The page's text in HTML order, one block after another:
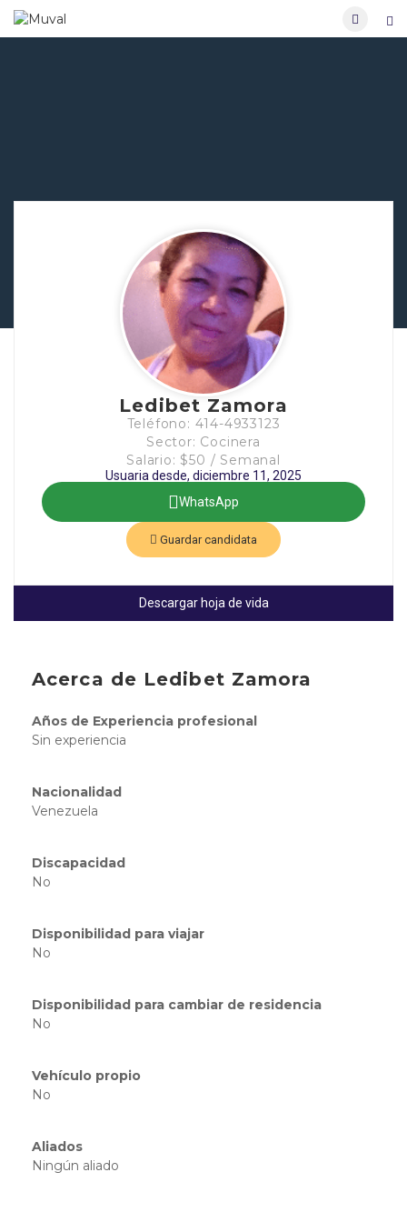
Ledibet Zamora
Teléfono: 414-4933123
Sector: Cocinera
Salario: $50 / Semanal
Usuaria desde, diciembre 11, 2025
WhatsApp
Guardar candidata
Descargar hoja de vida
Acerca de Ledibet Zamora
Años de Experiencia profesional
Sin experiencia
Nacionalidad
Venezuela
Discapacidad
No
Disponibilidad para viajar
No
Disponibilidad para cambiar de residencia
No
Vehículo propio
No
Aliados
Ningún aliado